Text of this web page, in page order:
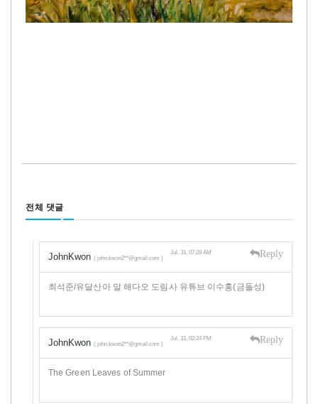
전체 댓글
JohnKwon ( john.kwon2**@gmail.com )
Jul, 31, 07:28 AM Reply
최석준/유달산아 말 해다오 도림사 유튜브 이수홍(금돌성)
JohnKwon ( john.kwon2**@gmail.com )
Jul, 31, 02:24 PM Reply
The Green Leaves of Summer